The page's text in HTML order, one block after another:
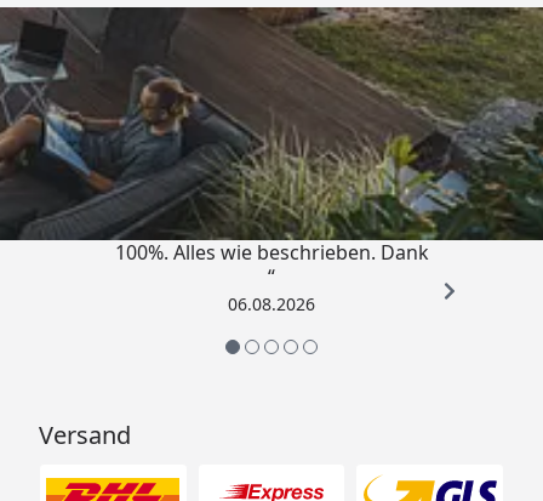
Trusted Shops
4,83/ 5
„Super schnell gelifert. Ware passt
100%. Alles wie beschrieben. Dank
“
06.08.2026
Versand